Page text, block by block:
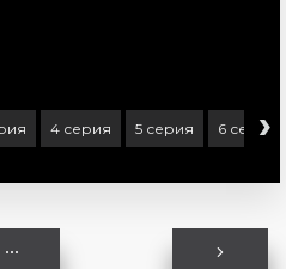
4 серия 5 серия 6 серия
›